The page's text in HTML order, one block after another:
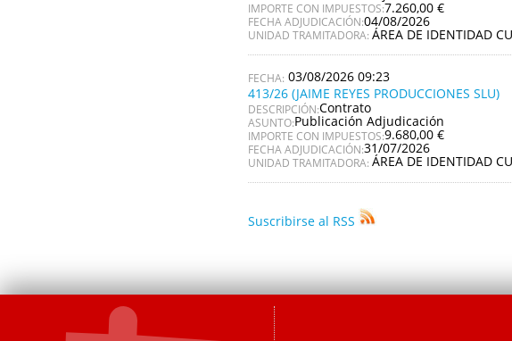
IMPORTE CON IMPUESTOS:7.260,00 €
FECHA ADJUDICACIÓN:04/08/2026
UNIDAD TRAMITADORA: ÁREA DE IDENTIDAD
03/08/2026 09:23
413/26 (JAIME REYES PRODUCCIONES SLU)
DESCRIPCIÓN:Contrato
ASUNTO:Publicación Adjudicación
IMPORTE CON IMPUESTOS:9.680,00 €
FECHA ADJUDICACIÓN:31/07/2026
UNIDAD TRAMITADORA: ÁREA DE IDENTIDAD
Suscribirse al RSS